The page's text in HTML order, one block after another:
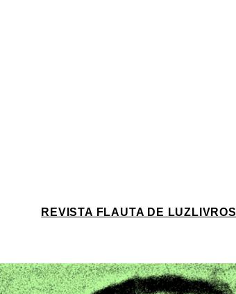
REVISTA FLAUTA DE LUZ LIVROS